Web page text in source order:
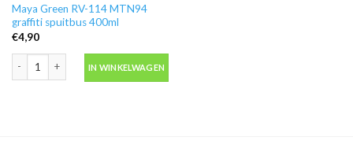
Maya Green RV-114 MTN94
graffiti spuitbus 400ml
€4,90
IN WINKELWAGEN